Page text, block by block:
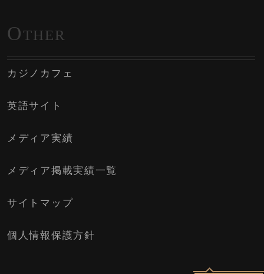
OTHER
カジノカフェ
英語サイト
メディア実績
メディア掲載実績一覧
サイトマップ
個人情報保護方針